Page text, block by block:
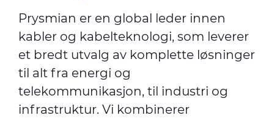
Prysmian er en global leder innen
kabler og kabelteknologi, som leverer
et bredt utvalg av komplette løsninger
til alt fra energi og
telekommunikasjon, til industri og
infrastruktur. Vi kombinerer